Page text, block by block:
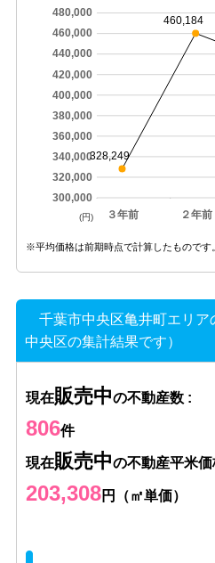
３年前 ２年前
300,000
320,000
340,000
360,000
380,000
400,000
420,000
440,000
460,000
480,000
328,249
460,184
(円)
※平均価格は前期時点で計算したものです。
千葉市中央区亀井町エリア
中央区の集計結果です）
現在販売中の不動産数 :
806件
現在販売中の不動産平米価
203,308円（㎡単価）